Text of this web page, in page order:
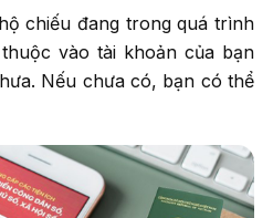
chiếu đang trong quá trình
vào tài khoản của bạn
Nếu chưa có, bạn có thể